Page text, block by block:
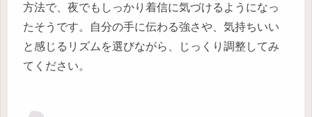
方法で、夜でもしっかり着信に気づけるようになっ
たそうです。自分の手に伝わる強さや、気持ちいい
と感じるリズムを選びながら、じっくり調整してみ
てください。